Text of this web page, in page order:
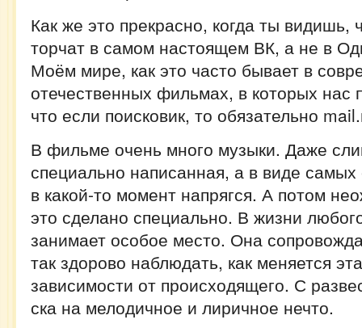
Как же это прекрасно, когда ты видишь,
торчат в самом настоящем ВК, а не в
Моём мире, как это часто бывает в
отечественных фильмах, в которых нас
что если поисковик, то обязательно
В фильме очень много музыки. Даже
специально написанная, а в виде
в какой-то момент напрягся. А потом
это сделано специально. В жизни
занимает особое место. Она
так здорово наблюдать, как меняется
зависимости от происходящего. С
ска на мелодичное и лиричное нечто.